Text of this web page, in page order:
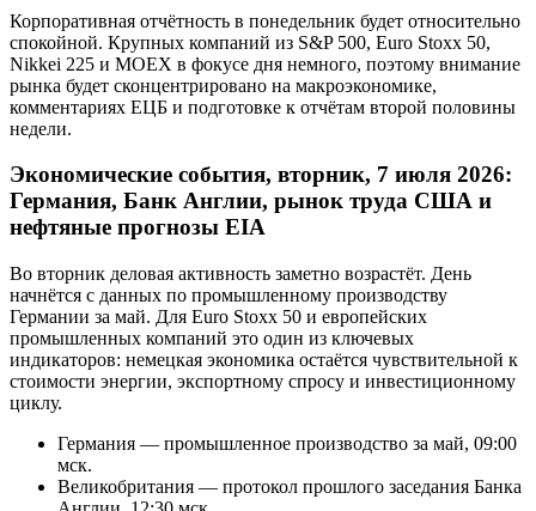
Корпоративная отчётность в понедельник будет относительно
спокойной. Крупных компаний из S&P 500, Euro Stoxx 50,
Nikkei 225 и MOEX в фокусе дня немного, поэтому внимание
рынка будет сконцентрировано на макроэкономике,
комментариях ЕЦБ и подготовке к отчётам второй половины
недели.
Экономические события, вторник, 7 июля 2026:
Германия, Банк Англии, рынок труда США и
нефтяные прогнозы EIA
Во вторник деловая активность заметно возрастёт. День
начнётся с данных по промышленному производству
Германии за май. Для Euro Stoxx 50 и европейских
промышленных компаний это один из ключевых
индикаторов: немецкая экономика остаётся чувствительной к
стоимости энергии, экспортному спросу и инвестиционному
циклу.
Германия — промышленное производство за май, 09:00
мск.
Великобритания — протокол прошлого заседания Банка